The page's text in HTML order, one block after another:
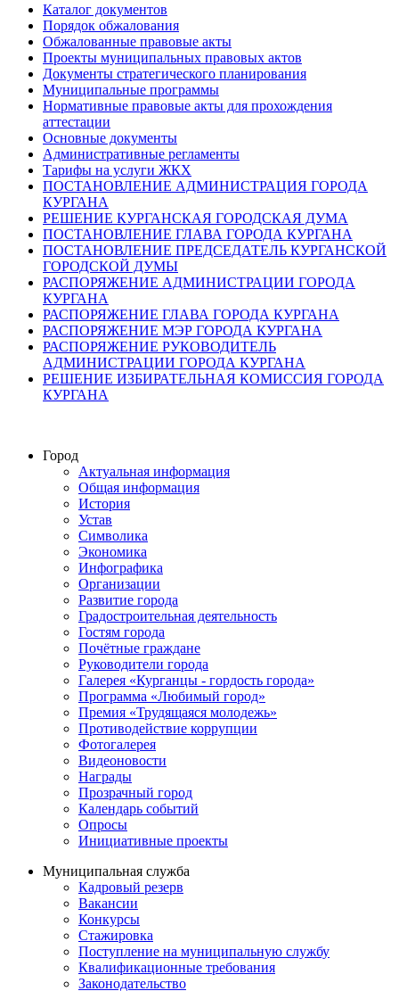
Каталог документов
Порядок обжалования
Обжалованные правовые акты
Проекты муниципальных правовых актов
Документы стратегического планирования
Муниципальные программы
Нормативные правовые акты для прохождения
аттестации
Основные документы
Административные регламенты
Тарифы на услуги ЖКХ
ПОСТАНОВЛЕНИЕ АДМИНИСТРАЦИЯ ГОРОДА
КУРГАНА
РЕШЕНИЕ КУРГАНСКАЯ ГОРОДСКАЯ ДУМА
ПОСТАНОВЛЕНИЕ ГЛАВА ГОРОДА КУРГАНА
ПОСТАНОВЛЕНИЕ ПРЕДСЕДАТЕЛЬ КУРГАНСКОЙ
ГОРОДСКОЙ ДУМЫ
РАСПОРЯЖЕНИЕ АДМИНИСТРАЦИИ ГОРОДА
КУРГАНА
РАСПОРЯЖЕНИЕ ГЛАВА ГОРОДА КУРГАНА
РАСПОРЯЖЕНИЕ МЭР ГОРОДА КУРГАНА
РАСПОРЯЖЕНИЕ РУКОВОДИТЕЛЬ
АДМИНИСТРАЦИИ ГОРОДА КУРГАНА
РЕШЕНИЕ ИЗБИРАТЕЛЬНАЯ КОМИССИЯ ГОРОДА
КУРГАНА
Город
Актуальная информация
Общая информация
История
Устав
Символика
Экономика
Инфографика
Организации
Развитие города
Градостроительная деятельность
Гостям города
Почётные граждане
Руководители города
Галерея «Курганцы - гордость города»
Программа «Любимый город»
Премия «Трудящаяся молодежь»
Противодействие коррупции
Фотогалерея
Видеоновости
Награды
Прозрачный город
Календарь событий
Опросы
Инициативные проекты
Муниципальная служба
Кадровый резерв
Вакансии
Конкурсы
Стажировка
Поступление на муниципальную службу
Квалификационные требования
Законодательство